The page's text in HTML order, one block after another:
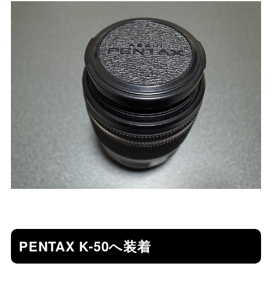
PENTAX K-50へ装着